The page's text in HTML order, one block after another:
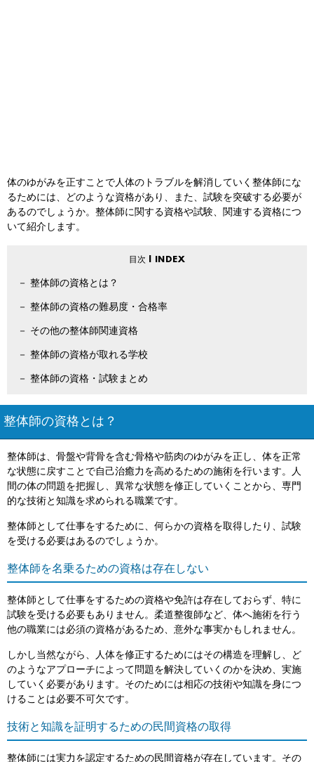
体のゆがみを正すことで人体のトラブルを解消していく整体師にな
るためには、どのような資格があり、また、試験を突破する必要が
あるのでしょうか。整体師に関する資格や試験、関連する資格につ
いて紹介します。
整体師の資格とは？
整体師の資格の難易度・合格率
その他の整体師関連資格
整体師の資格が取れる学校
整体師の資格・試験まとめ
整体師の資格とは？
整体師は、骨盤や背骨を含む骨格や筋肉のゆがみを正し、体を正常
な状態に戻すことで自己治癒力を高めるための施術を行います。人
間の体の問題を把握し、異常な状態を修正していくことから、専門
的な技術と知識を求められる職業です。
整体師として仕事をするために、何らかの資格を取得したり、試験
を受ける必要はあるのでしょうか。
整体師を名乗るための資格は存在しない
整体師として仕事をするための資格や免許は存在しておらず、特に
試験を受ける必要もありません。柔道整復師など、体へ施術を行う
他の職業には必須の資格があるため、意外な事実かもしれません。
しかし当然ながら、人体を修正するためにはその構造を理解し、ど
のようなアプローチによって問題を解決していくのかを決め、実施
していく必要があります。そのためには相応の技術や知識を身につ
けることは必要不可欠です。
技術と知識を証明するための民間資格の取得
整体師には実力を認定するための民間資格が存在しています。その